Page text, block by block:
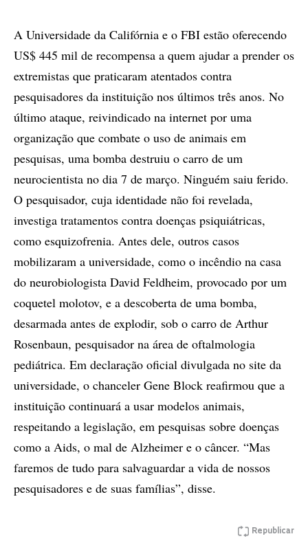
A Universidade da Califórnia e o FBI estão oferecendo
US$ 445 mil de recompensa a quem ajudar a prender os
extremistas que praticaram atentados contra
pesquisadores da instituição nos últimos três anos. No
último ataque, reivindicado na internet por uma
organização que combate o uso de animais em
pesquisas, uma bomba destruiu o carro de um
neurocientista no dia 7 de março. Ninguém saiu ferido.
O pesquisador, cuja identidade não foi revelada,
investiga tratamentos contra doenças psiquiátricas,
como esquizofrenia. Antes dele, outros casos
mobilizaram a universidade, como o incêndio na casa
do neurobiologista David Feldheim, provocado por um
coquetel molotov, e a descoberta de uma bomba,
desarmada antes de explodir, sob o carro de Arthur
Rosenbaun, pesquisador na área de oftalmologia
pediátrica. Em declaração oficial divulgada no site da
universidade, o chanceler Gene Block reafirmou que a
instituição continuará a usar modelos animais,
respeitando a legislação, em pesquisas sobre doenças
como a Aids, o mal de Alzheimer e o câncer. “Mas
faremos de tudo para salvaguardar a vida de nossos
pesquisadores e de suas famílias”, disse.
Republicar